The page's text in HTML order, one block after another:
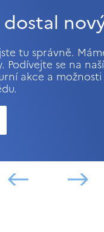
dostal
tu správně.
Podívejte se na
akce a